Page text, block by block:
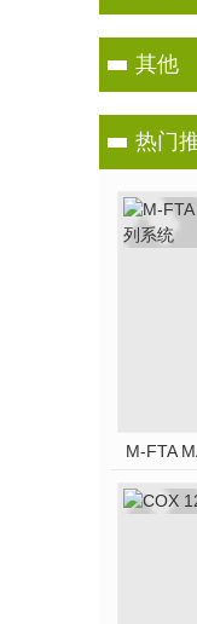
其他
热门